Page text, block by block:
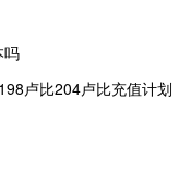
吗
卢比204卢比充值计划